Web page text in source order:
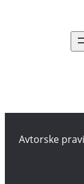
Avtorske